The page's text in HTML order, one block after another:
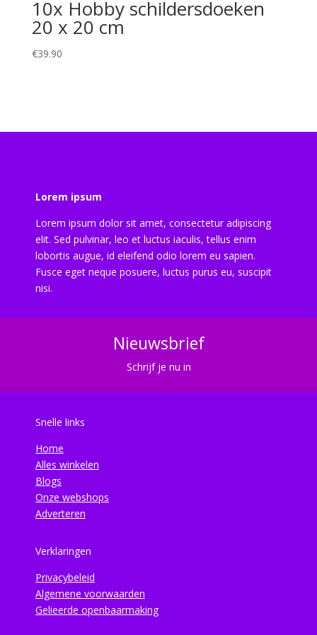
10x Hobby schildersdoeken
20 x 20 cm
€39.90
Lorem ipsum
Lorem ipsum dolor sit amet, consectetur adipiscing
elit. Sed pulvinar, leo et luctus iaculis, tellus enim
lobortis augue, id eleifend odio lorem eu sapien.
Fusce eget neque posuere, luctus purus eu, suscipit
nisi.
Nieuwsbrief
Schrijf je nu in
Snelle links
Home
Alles winkelen
Blogs
Onze webshops
Adverteren
Verklaringen
Privacybeleid
Algemene voorwaarden
Gelieerde openbaarmaking